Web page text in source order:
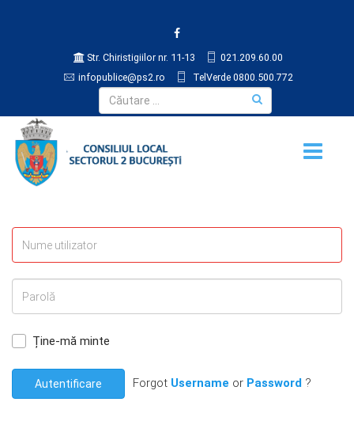
Str. Chiristigiilor nr. 11-13
021.209.60.00
infopublice@ps2.ro
TelVerde 0800.500.772
Ține-mă minte
Autentificare Forgot Username or Password ?